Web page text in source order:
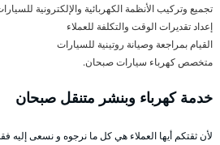
تجميع وتركيب الأنظمة الكهربائية والإلكترونية
إعداد تقديرات الوقت والتكلفة للعملاء
القيام بمراجعة وصيانة روتينية للسيارات
متخصص كهرباء سيارات صبحان.
خدمة كهرباء وبنشر متنقل صبحان
لأن ثقتكم أيها العملاء هي كل ما نرجوه و نسعى إليه